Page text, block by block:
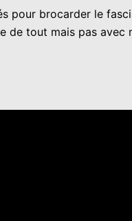
pour brocarder le
de tout mais pas avec